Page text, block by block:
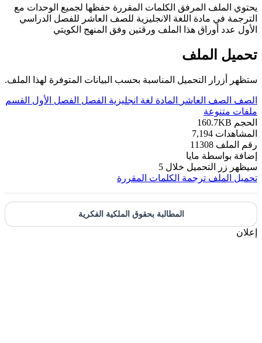
يحتوي الملف المرفق الكلمات المقررة حفظها لجميع الوحدات مع
الترجمة في مادة اللغة الانجليزية للصف العاشر للفصل الدراسي
الأول عدد أوراق هذا الملف ورقتين وفق المنهج الكويتي
تحميل الملف
ستظهر أزرار التحميل المناسبة بحسب البيانات المتوفرة لهذا الملف.
الصف الصف العاشر المادة لغة انجليزية الفصل الفصل الأول
القسم
ملفات متنوعة
الحجم 160.7KB
المشاهدات 7,194
رقم الملف 11308
إضافة بواسطة مايا
سيظهر زر التحميل خلال 5
تحميل الملف ترجمة الكلمات المقررة
المطالبة بحقوق الملكية الفكرية
إعلان